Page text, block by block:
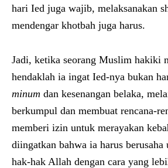
hari Ied juga wajib, melaksanakan
mendengar khotbah juga harus.
Jadi, ketika seorang Muslim hakiki
hendaklah ia ingat Ied-nya bukan
minum dan kesenangan belaka,
berkumpul dan membuat rencana-
memberi izin untuk merayakan
diingatkan bahwa ia harus berusaha
hak-hak Allah dengan cara yang